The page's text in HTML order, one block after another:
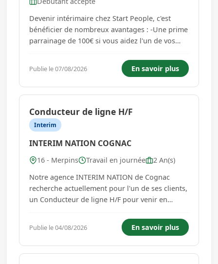
Devenir intérimaire chez Start People, c'est
bénéficier de nombreux avantages : -Une prime
parrainage de 100€ si vous aidez l'un de vos
intérim, CDD ou CDI -Une prime de
participation aux bénéfices en fonction de vos
heures travaillées -Des offre...
Publie le 07/08/2026 En savoir plus
Conducteur de ligne H/F
Interim
INTERIM NATION COGNAC
16 - Merpins Travail en journée
2 An(s)
Notre agence INTERIM NATION de Cognac
recherche actuellement pour l'un de ses clients,
un Conducteur de ligne H/F pour venir en
locales.Mission en intérim longue durée - basée
aux alentours de Cognac. Activités principales :
? Préparer, démarrer et arrêt...
Publie le 04/08/2026 En savoir plus